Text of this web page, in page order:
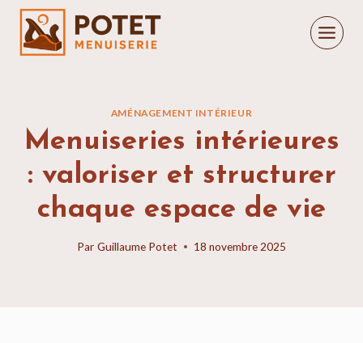
Aller
contenu
AMÉNAGEMENT INTÉRIEUR
Menuiseries intérieures
: valoriser et structurer
chaque espace de vie
Par Guillaume Potet 18 novembre 2025